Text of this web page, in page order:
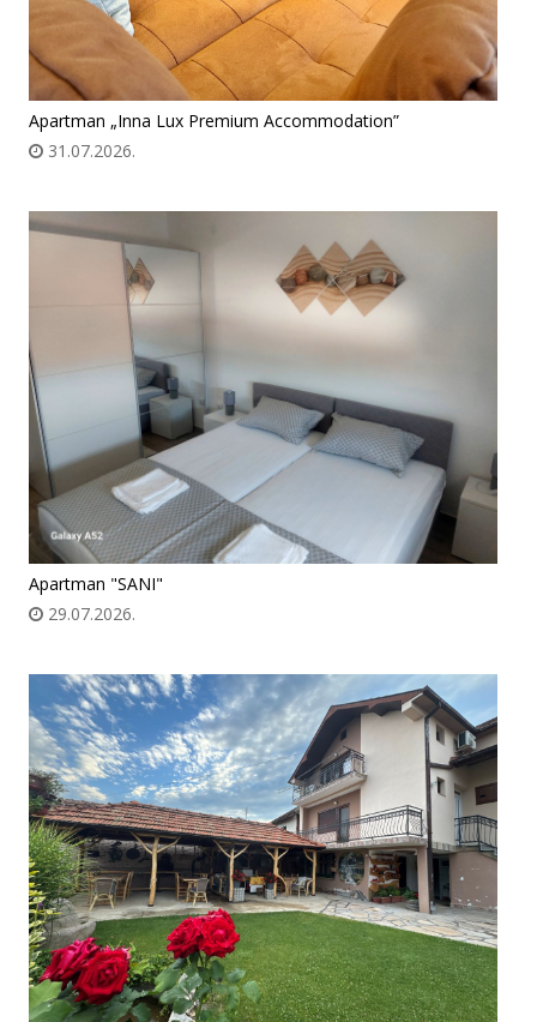
Apartman „Inna Lux Premium Accommodation”
31.07.2026.
Apartman "SANI"
29.07.2026.